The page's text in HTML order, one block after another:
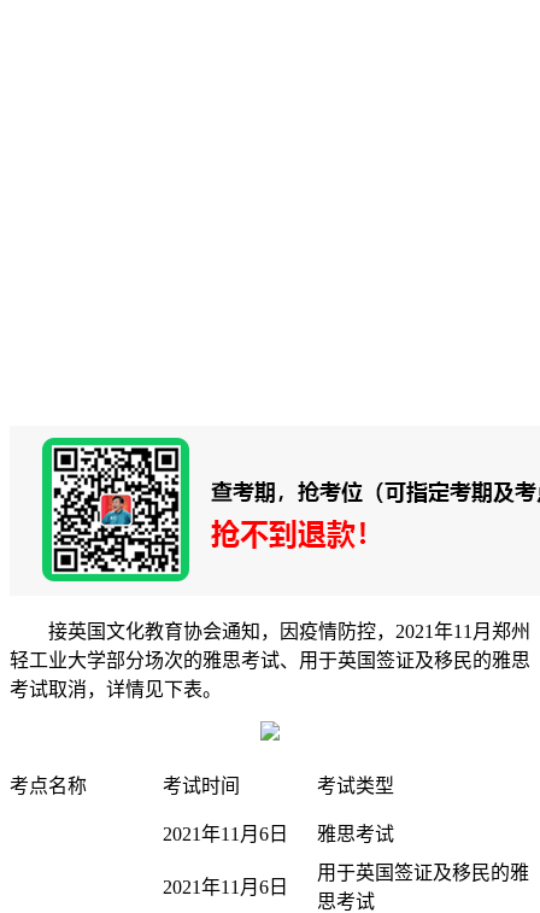
接英国文化教育协会通知，因疫情防控，2021年11月郑州
轻工业大学部分场次的雅思考试、用于英国签证及移民的雅思
考试取消，详情见下表。
考点名称 考试时间 考试类型
2021年11月6日 雅思考试
2021年11月6日
用于英国签证及移民的雅
思考试